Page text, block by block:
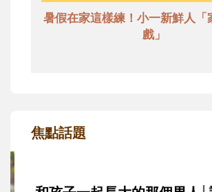
暑假在家這樣練！小一新鮮人「
戲」
焦點話題